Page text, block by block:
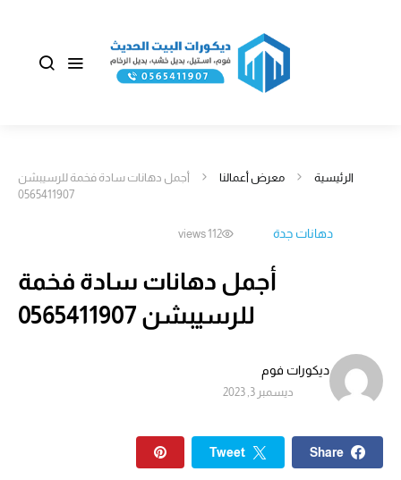
الرئيسية معرض أعمالنا
أجمل دهانات سادة فخمة للرسيبشن
0565411907
دهانات جدة 112 views
أجمل دهانات سادة فخمة
للرسيبشن 0565411907
ديكورات فوم
ديسمبر 3, 2023
Share
Tweet